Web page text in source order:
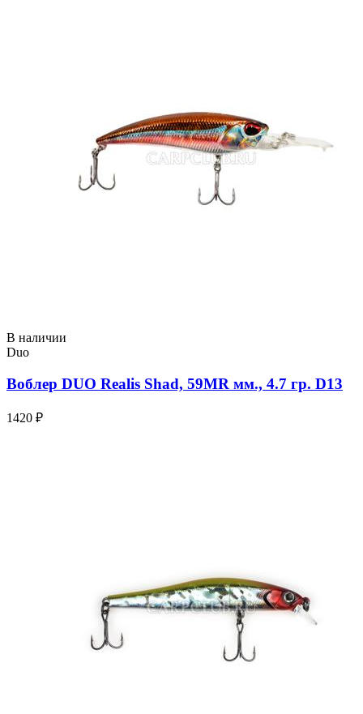
В наличии
Duo
Воблер DUO Realis Shad, 59MR мм., 4.7 гр. D13
1420 ₽